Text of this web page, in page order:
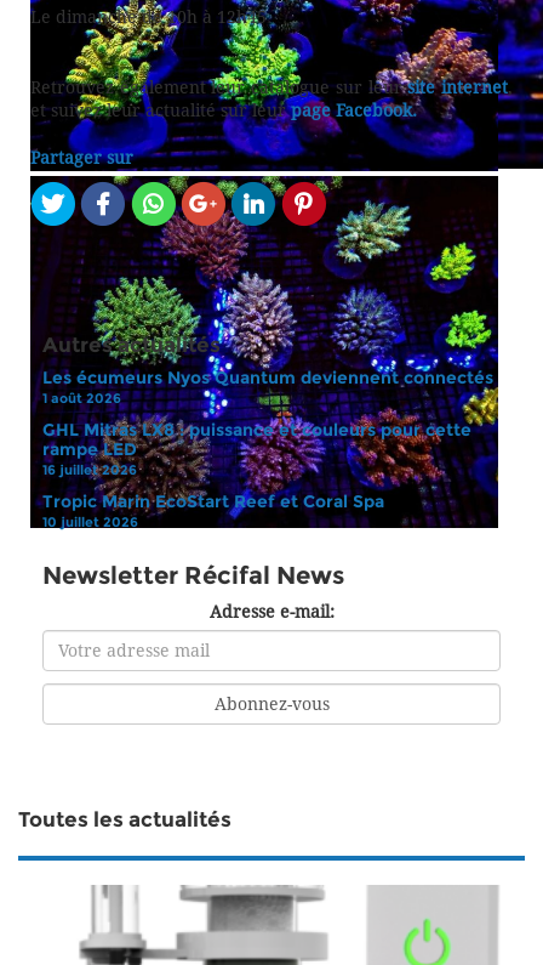
Le dimanche de 10h à 12h45
Retrouvez également leur catalogue sur leursite internet,
et suivez leur actualité sur leurpage Facebook.
Partager sur
Autres actualités
Les écumeurs Nyos Quantum deviennent connectés
1 août 2026
GHL Mitras LX8 : puissance et couleurs pour cette
rampe LED
16 juillet 2026
Tropic Marin EcoStart Reef et Coral Spa
10 juillet 2026
Newsletter Récifal News
Adresse e-mail:
Toutes les actualités